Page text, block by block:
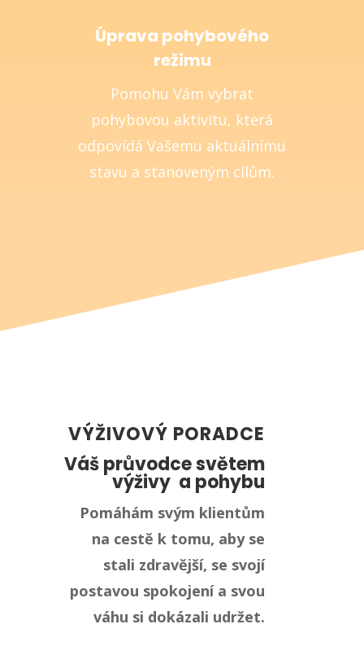
Úprava pohybového
režimu
Pomohu Vám vybrat
pohybovou aktivitu, která
odpovídá Vašemu aktuálnímu
stavu a stanoveným cílům.
VÝŽIVOVÝ PORADCE
Váš průvodce světem
výživy a pohybu
Pomáhám svým klientům
na cestě k tomu, aby se
stali zdravější, se svojí
postavou spokojení a svou
váhu si dokázali udržet.